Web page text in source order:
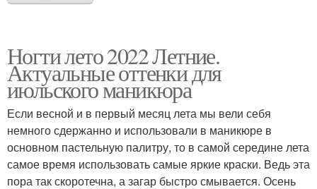
Ногти лето 2022 Летние.
Актуальные оттенки для
июльского маникюра
Если весной и в первый месяц лета мы вели себя
немного сдержанно и использовали в маникюре в
основном пастельную палитру, то в самой середине лета
самое время использовать самые яркие краски. Ведь эта
пора так скоротечна, а загар быстро смывается. Осень